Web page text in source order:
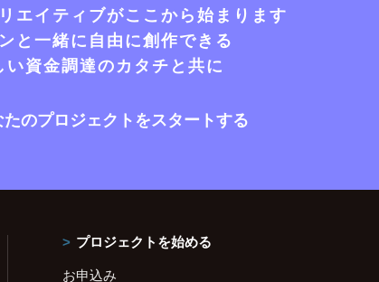
エイティブがここから始まります
と一緒に自由に創作できる
い資金調達のカタチと共に
たのプロジェクトをスタートする
プロジェクトを始める
お申込み